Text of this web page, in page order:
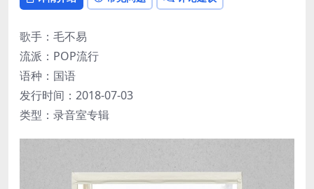
歌手：毛不易
流派：POP流行
语种：国语
发行时间：2018-07-03
类型：录音室专辑